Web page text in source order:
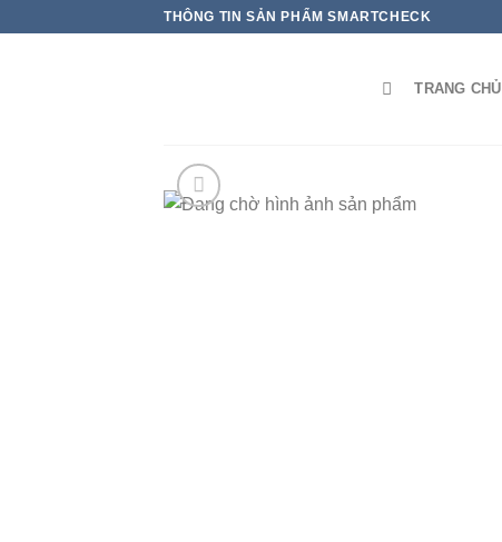
THÔNG TIN SẢN PHẨM SMARTCHECK
TRANG CHỦ